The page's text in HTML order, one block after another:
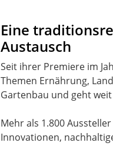
Eine
Austausch
Seit ihrer Premiere im
Themen Ernährung,
Gartenbau und geht
Mehr als 1.800
Innovationen,